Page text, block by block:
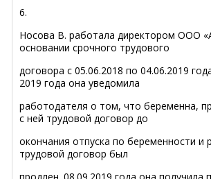
6.
Носова В. работала директором ООО
основании срочного трудового
договора с 05.06.2018 по 04.06.2019
2019 года она уведомила
работодателя о том, что беременна,
с ней трудовой договор до
окончания отпуска по беременности и
трудовой договор был